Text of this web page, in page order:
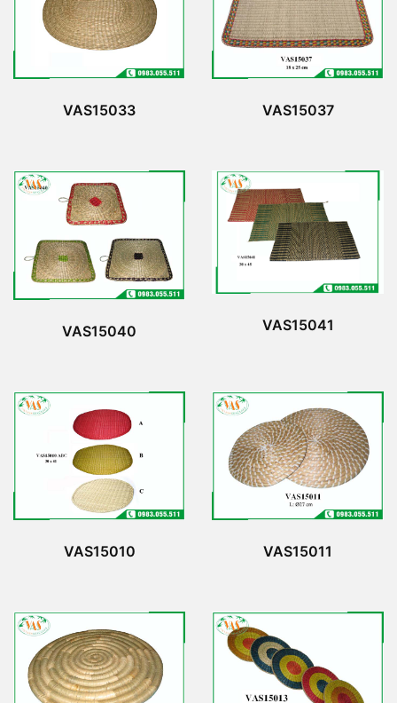
VAS15033 VAS15037
VAS15040 VAS15041
VAS15010 VAS15011